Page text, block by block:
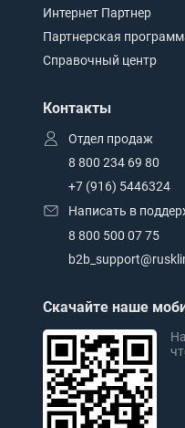
Интернет Партнер
Партнерская
Справочный центр
Контакты
Отдел продаж
8 800 234 69 80
+7 (916) 5446324
Написать в
8 800 500 07 75
Скачайте наше